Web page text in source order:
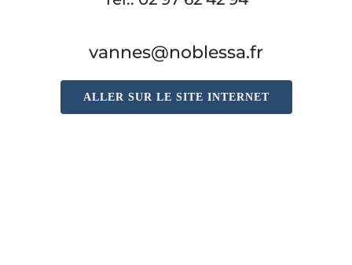
vannes@noblessa.fr
ALLER SUR LE SITE INTERNET